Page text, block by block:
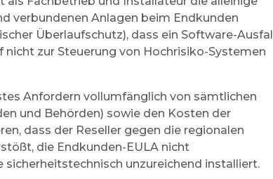
verbundenen Anlagen beim Endkunden
Überlaufschutz), dass ein Software-Ausfall
zur Steuerung von Hochrisiko-Systemen
Anfordern vollumfänglich von sämtlichen
und Behörden) sowie den Kosten der
dass der Reseller gegen die regionalen
die Endkunden-EULA nicht
unzureichend installiert.